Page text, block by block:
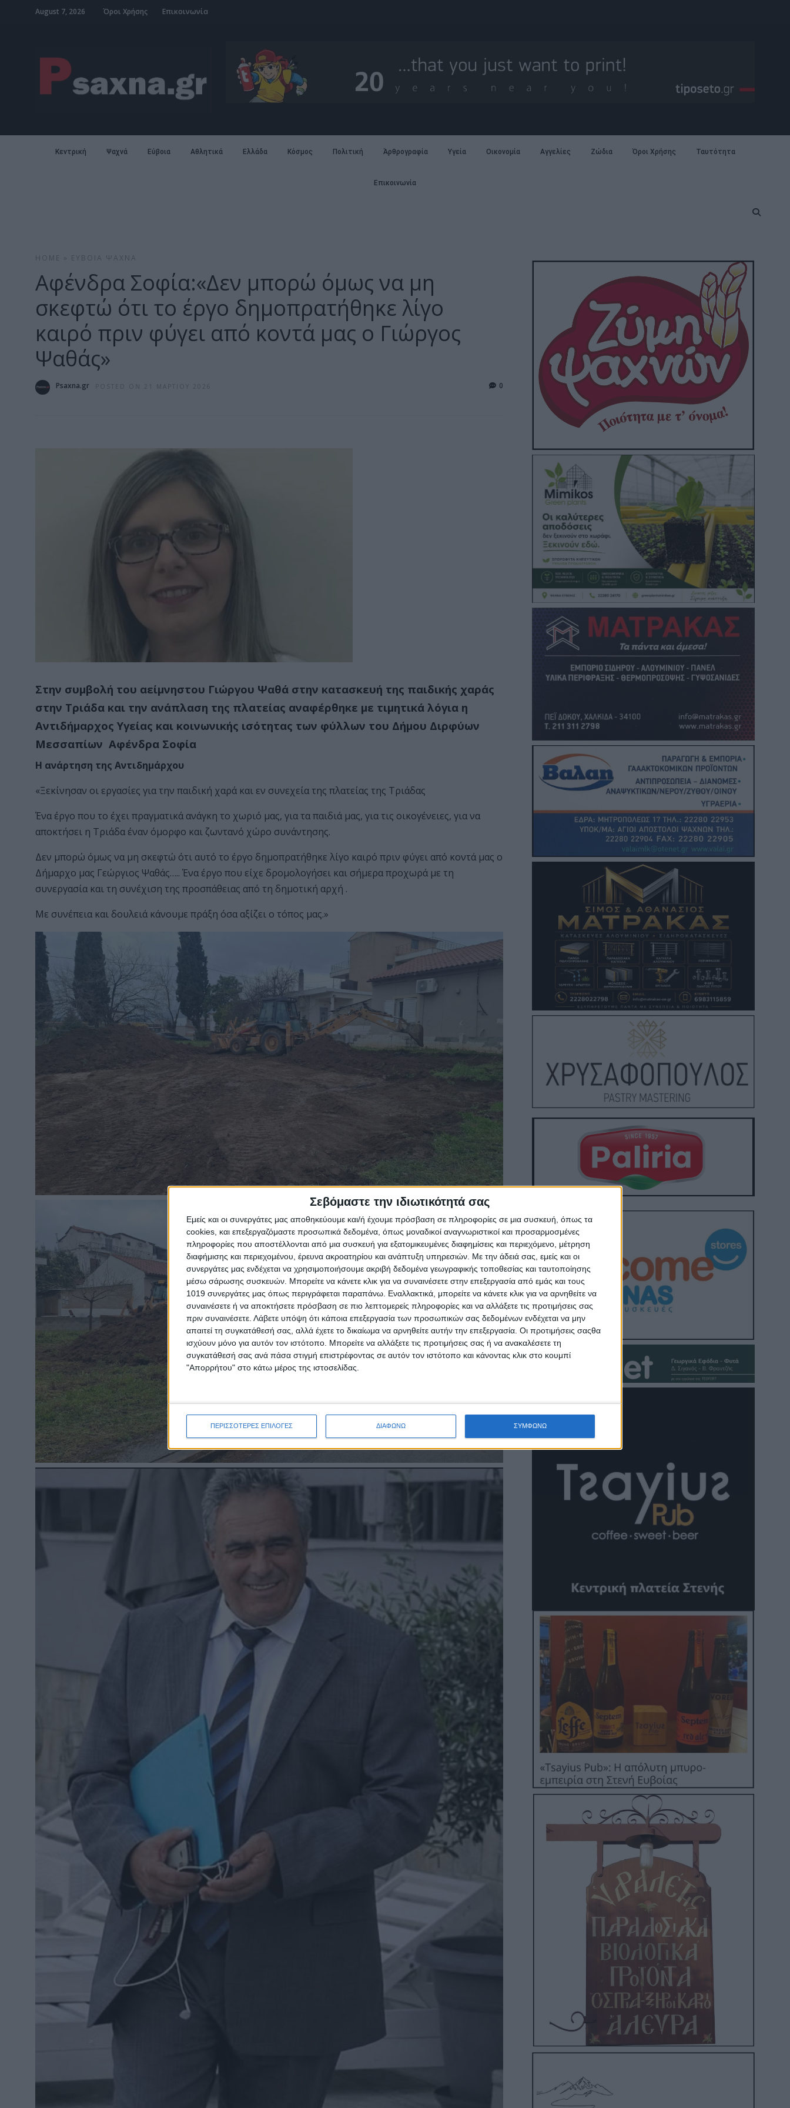
Σεβόμαστε την ιδιωτικότητά σας
Εμείς και οι συνεργάτες μας αποθηκεύουμε και/ή έχουμε πρόσβαση σε πληροφορίες σε μια συσκευή, όπως τα
cookies, και επεξεργαζόμαστε προσωπικά δεδομένα, όπως μοναδικοί αναγνωριστικοί και προσαρμοσμένες
πληροφορίες που αποστέλλονται από μια συσκευή για εξατομικευμένες διαφημίσεις και περιεχόμενο, μέτρηση
διαφήμισης και περιεχομένου, έρευνα ακροατηρίου και ανάπτυξη υπηρεσιών. Με την άδειά σας, εμείς και οι
συνεργάτες μας ενδέχεται να χρησιμοποιήσουμε ακριβή δεδομένα γεωγραφικής τοποθεσίας και ταυτοποίησης
μέσω σάρωσης συσκευών. Μπορείτε να κάνετε κλικ για να συναινέσετε στην επεξεργασία από εμάς και τους
1019 συνεργάτες μας όπως περιγράφεται παραπάνω. Εναλλακτικά, μπορείτε να κάνετε κλικ για να αρνηθείτε να
συναινέσετε ή να αποκτήσετε πρόσβαση σε πιο λεπτομερείς πληροφορίες και να αλλάξετε τις προτιμήσεις σας
πριν συναινέσετε. Λάβετε υπόψη ότι κάποια επεξεργασία των προσωπικών σας δεδομένων ενδέχεται να μην
απαιτεί τη συγκατάθεσή σας, αλλά έχετε το δικαίωμα να αρνηθείτε αυτήν την επεξεργασία. Οι προτιμήσεις σαςθα
ισχύουν μόνο για αυτόν τον ιστότοπο. Μπορείτε να αλλάξετε τις προτιμήσεις σας ή να ανακαλέσετε τη
συγκατάθεσή σας ανά πάσα στιγμή επιστρέφοντας σε αυτόν τον ιστότοπο και κάνοντας κλικ στο κουμπί
"Απορρήτου" στο κάτω μέρος της ιστοσελίδας.
ΠΕΡΙΣΣΟΤΕΡΕΣ ΕΠΙΛΟΓΕΣ ΔΙΑΦΩΝΩ ΣΥΜΦΩΝΩ
August 7, 2026 Όροι Χρήσης Επικοινωνία
Κεντρική Ψαχνά Εύβοια Αθλητικά Ελλάδα Κόσμος Πολιτική Άρθρογραφία Υγεία Οικονομία Αγγελίες Ζώδια Όροι Χρήσης Ταυτότητα
Επικοινωνία
HOME ΕΎΒΟΙΑ ΨΑΧΝΆ
Αφένδρα Σοφία:«Δεν μπορώ όμως να μη
σκεφτώ ότι το έργο δημοπρατήθηκε λίγο
καιρό πριν φύγει από κοντά μας ο Γιώργος
Ψαθάς»
Psaxna.gr POSTED ON 21 ΜΑΡΤΊΟΥ 2026 0
Στην συμβολή του αείμνηστου Γιώργου Ψαθά στην κατασκευή της παιδικής χαράς
στην Τριάδα και την ανάπλαση της πλατείας αναφέρθηκε με τιμητικά λόγια η
Αντιδήμαρχος Υγείας και κοινωνικής ισότητας των φύλλων του Δήμου Διρφύων
Μεσσαπίων Αφένδρα Σοφία
Η ανάρτηση της Αντιδημάρχου
«Ξεκίνησαν οι εργασίες για την παιδική χαρά και εν συνεχεία της πλατείας της Τριάδας
Ένα έργο που το έχει πραγματικά ανάγκη το χωριό μας, για τα παιδιά μας, για τις οικογένειες, για να
αποκτήσει η Τριάδα έναν όμορφο και ζωντανό χώρο συνάντησης.
Δεν μπορώ όμως να μη σκεφτώ ότι αυτό το έργο δημοπρατήθηκε λίγο καιρό πριν φύγει από κοντά μας ο
Δήμαρχο μας Γεώργιος Ψαθάς….. Ένα έργο που είχε δρομολογήσει και σήμερα προχωρά με τη
συνεργασία και τη συνέχιση της προσπάθειας από τη δημοτική αρχή .
Με συνέπεια και δουλειά κάνουμε πράξη όσα αξίζει ο τόπος μας.»